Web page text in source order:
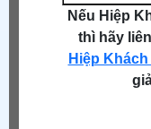
Nếu Hiệp
thì hãy
Hiệp